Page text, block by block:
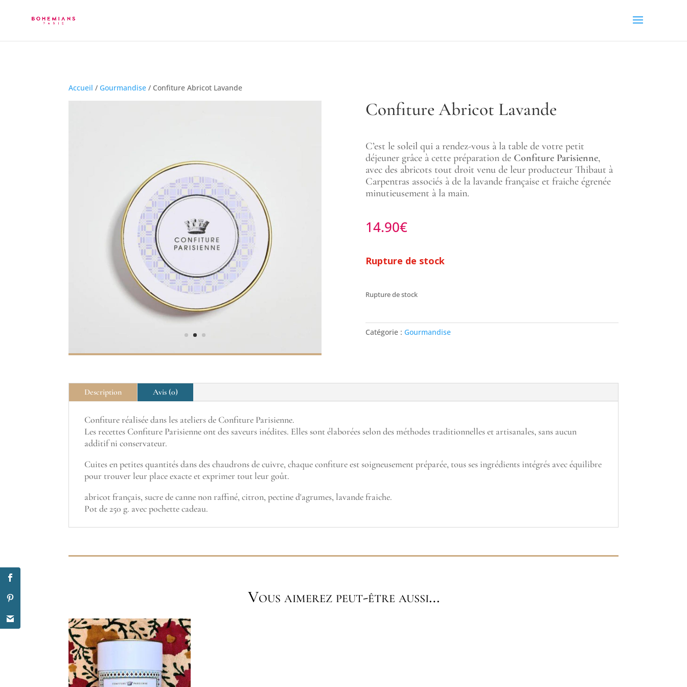
Accueil / Gourmandise / Confiture Abricot Lavande
Confiture Abricot Lavande
C’est le soleil qui a rendez-vous à la table de votre petit
déjeuner grâce à cette préparation de Confiture Parisienne,
avec des abricots tout droit venu de leur producteur Thibaut à
Carpentras associés à de la lavande française et fraiche égrenée
minutieusement à la main.
14.90€
Rupture de stock
Rupture de stock
Catégorie : Gourmandise
Description Avis (0)
Confiture réalisée dans les ateliers de Confiture Parisienne.
Les recettes Confiture Parisienne ont des saveurs inédites. Elles sont élaborées selon des méthodes traditionnelles et artisanales, sans aucun
additif ni conservateur.
Cuites en petites quantités dans des chaudrons de cuivre, chaque confiture est soigneusement préparée, tous ses ingrédients intégrés avec équilibre
pour trouver leur place exacte et exprimer tout leur goût.
abricot français, sucre de canne non raffiné, citron, pectine d'agrumes, lavande fraiche.
Pot de 250 g. avec pochette cadeau.
Vous aimerez peut-être aussi…